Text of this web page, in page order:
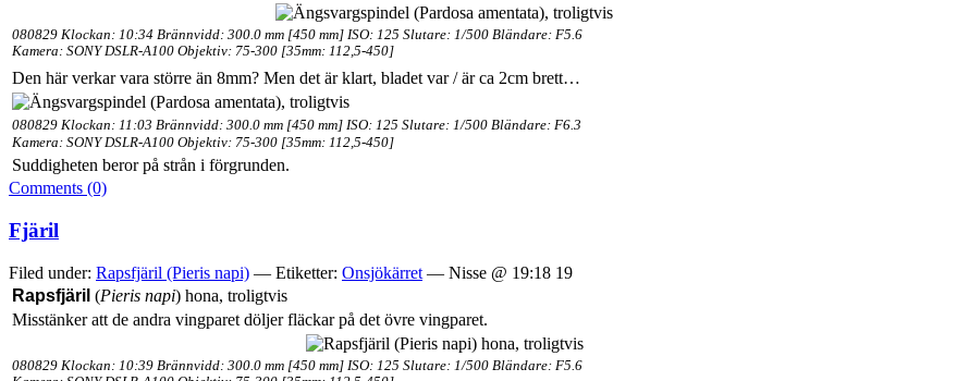
080829 Klockan: 10:34 Brännvidd: 300.0 mm [450 mm] ISO: 125 Slutare: 1/500 Bländare: F5.6
Kamera: SONY DSLR-A100 Objektiv: 75-300 [35mm: 112,5-450]
Den här verkar vara större än 8mm? Men det är klart, bladet var / är ca 2cm brett…
080829 Klockan: 11:03 Brännvidd: 300.0 mm [450 mm] ISO: 125 Slutare: 1/500 Bländare: F6.3
Kamera: SONY DSLR-A100 Objektiv: 75-300 [35mm: 112,5-450]
Suddigheten beror på strån i förgrunden.
Comments (0)
Fjäril
Filed under: Rapsfjäril (Pieris napi) — Etiketter: Onsjökärret — Nisse @ 19:18 19
Rapsfjäril (Pieris napi) hona, troligtvis
Misstänker att de andra vingparet döljer fläckar på det övre vingparet.
080829 Klockan: 10:39 Brännvidd: 300.0 mm [450 mm] ISO: 125 Slutare: 1/500 Bländare: F5.6